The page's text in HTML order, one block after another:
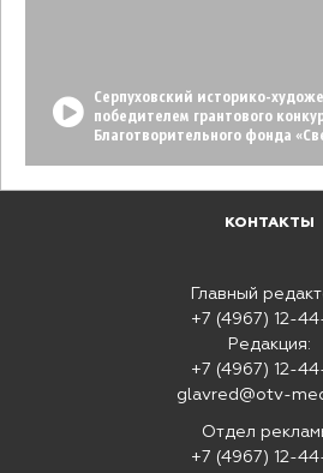
Серпуховский историко-
победителем грантового
Благотворительного фонда
КОНТАКТЫ
Главный
+7 (4967) 12-
Редакция:
+7 (4967) 12-
glavred@otv-
Отдел
+7 (4967) 12-